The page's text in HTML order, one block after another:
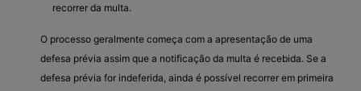
recorrer da multa.
O processo geralmente começa com a apresentação de uma
defesa prévia assim que a notificação da multa é recebida. Se a
defesa prévia for indeferida, ainda é possível recorrer em primeira